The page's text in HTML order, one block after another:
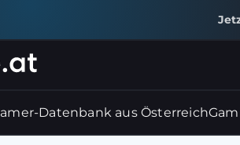
Datenbank aus Österreich